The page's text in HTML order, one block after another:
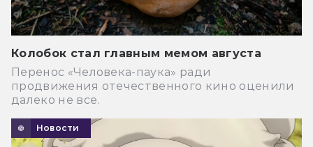
Колобок стал главным мемом августа
Перенос «Человека-паука» ради
продвижения отечественного кино оценили
далеко не все.
Новости